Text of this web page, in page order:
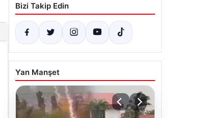
Bizi Takip Edin
Yan Manşet